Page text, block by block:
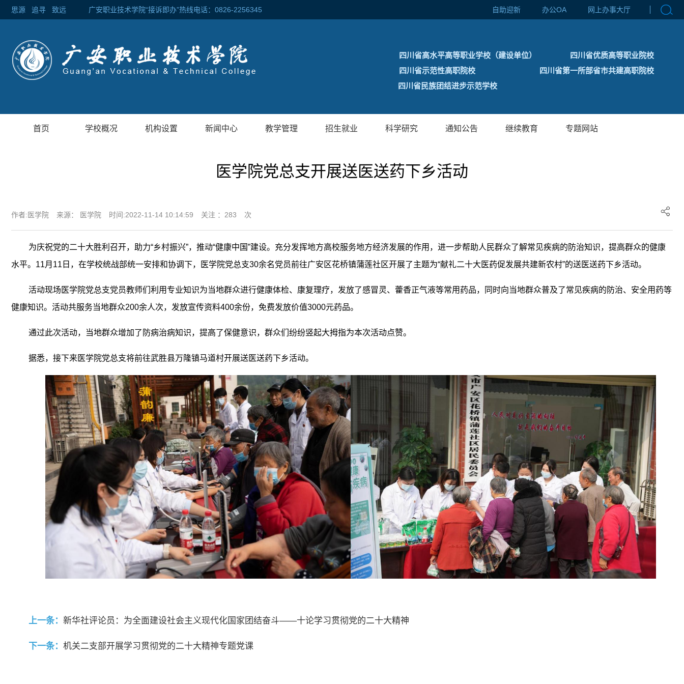
思源 追寻 致远 广安职业技术学院“接诉即办”热线电话：0826-2256345 自助迎新 办公OA 网上办事大厅
四川省高水平高等职业学校（建设单位）
四川省优质高等职业院校
四川省示范性高职院校
四川省第一所部省市共建高职院校
四川省民族团结进步示范学校
首页 学校概况 机构设置 新闻中心 教学管理 招生就业 科学研究 通知公告 继续教育 专题网站
医学院党总支开展送医送药下乡活动
作者:医学院 来源： 医学院 时间:2022-11-14 10:14:59 关注 ： 283 次
为庆祝党的二十大胜利召开，助力“乡村振兴”，推动“健康中国”建设。充分发挥地方高校服务地方经济发展的作用，进一步帮助人民群众了解常见疾病的防治知识，提高群众的健康
水平。11月11日，在学校统战部统一安排和协调下，医学院党总支30余名党员前往广安区花桥镇蒲莲社区开展了主题为“献礼二十大医药促发展共建新农村”的送医送药下乡活动。
活动现场医学院党总支党员教师们利用专业知识为当地群众进行健康体检、康复理疗，发放了感冒灵、藿香正气液等常用药品，同时向当地群众普及了常见疾病的防治、安全用药等
健康知识。活动共服务当地群众200余人次，发放宣传资料400余份，免费发放价值3000元药品。
通过此次活动，当地群众增加了防病治病知识，提高了保健意识，群众们纷纷竖起大拇指为本次活动点赞。
据悉，接下来医学院党总支将前往武胜县万隆镇马道村开展送医送药下乡活动。
上一条： 新华社评论员：为全面建设社会主义现代化国家团结奋斗——十论学习贯彻党的二十大精神
下一条： 机关二支部开展学习贯彻党的二十大精神专题党课